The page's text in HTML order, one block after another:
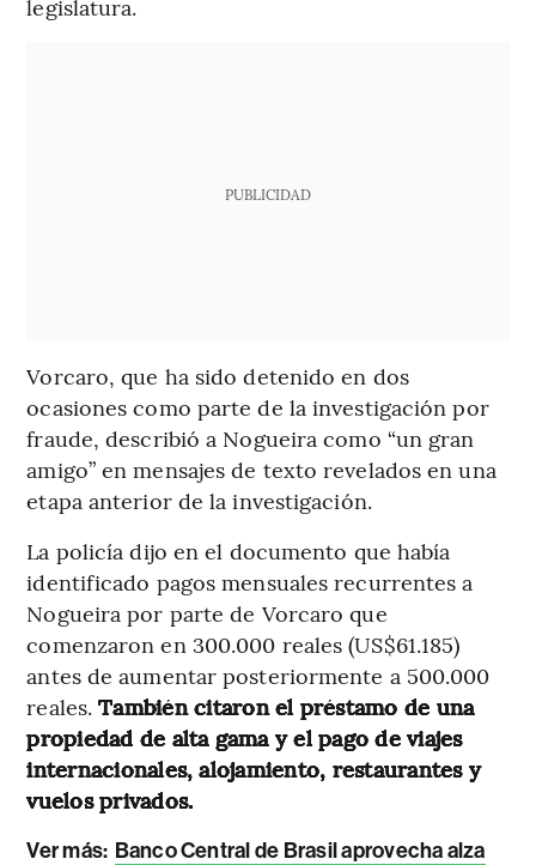
legislatura.
PUBLICIDAD
Vorcaro, que ha sido detenido en dos
ocasiones como parte de la investigación por
fraude, describió a Nogueira como “un gran
amigo” en mensajes de texto revelados en una
etapa anterior de la investigación.
La policía dijo en el documento que había
identificado pagos mensuales recurrentes a
Nogueira por parte de Vorcaro que
comenzaron en 300.000 reales (US$61.185)
antes de aumentar posteriormente a 500.000
reales.También citaron el préstamo de una
propiedad de alta gama y el pago de viajes
internacionales, alojamiento, restaurantes y
vuelos privados.
Ver más: Banco Central de Brasil aprovecha alza